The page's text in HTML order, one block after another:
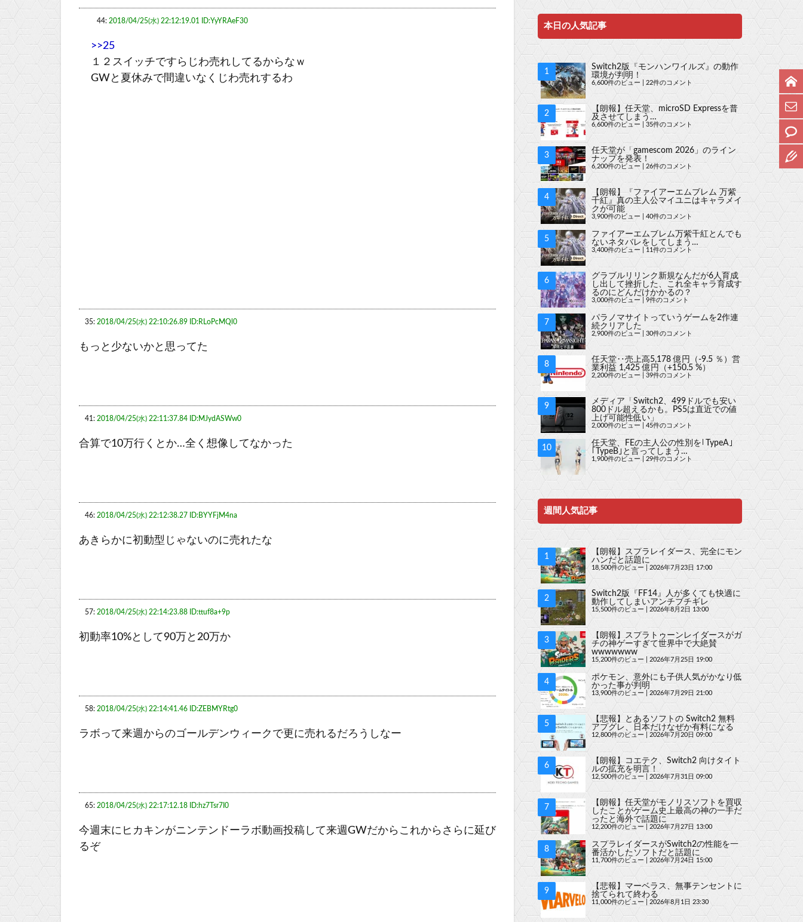
44: 2018/04/25(水) 22:12:19.01 ID:YyYRAeF30
>>25
１２スイッチですらじわ売れしてるからなｗ
GWと夏休みで間違いなくじわ売れするわ
35: 2018/04/25(水) 22:10:26.89 ID:RLoPcMQl0
もっと少ないかと思ってた
41: 2018/04/25(水) 22:11:37.84 ID:MJydASWw0
合算で10万行くとか…全く想像してなかった
46: 2018/04/25(水) 22:12:38.27 ID:BYYFjM4na
あきらかに初動型じゃないのに売れたな
57: 2018/04/25(水) 22:14:23.88 ID:ttuf8a+9p
初動率10%として90万と20万か
58: 2018/04/25(水) 22:14:41.46 ID:ZEBMYRtg0
ラボって来週からのゴールデンウィークで更に売れるだろうしなー
65: 2018/04/25(水) 22:17:12.18 ID:hz7Tsr7I0
今週末にヒカキンがニンテンドーラボ動画投稿して来週GWだからこれからさらに延び
るぞ
本日の人気記事
Switch2版『モンハンワイルズ』の動作
環境が判明！
6,600件のビュー 22件のコメント
【朗報】任天堂、microSD Expressを普
及させてしまう…
6,600件のビュー 35件のコメント
任天堂が「gamescom 2026」のライン
ナップを発表！
6,200件のビュー 26件のコメント
【朗報】『ファイアーエムブレム 万紫
千紅』真の主人公マイユニはキャラメイ
クが可能
3,900件のビュー 40件のコメント
ファイアーエムブレム万紫千紅とんでも
ないネタバレをしてしまう…
3,400件のビュー 11件のコメント
グラブルリリンク新規なんだが6人育成
し出して挫折した、これ全キャラ育成す
るのにどんだけかかるの？
3,000件のビュー 9件のコメント
パラノマサイトっていうゲームを2作連
続クリアした
2,900件のビュー 30件のコメント
任天堂‥売上高5,178 億円（-9.5 ％）営
業利益 1,425 億円（+150.5 %）
2,200件のビュー|39件のコメント
メディア「Switch2、499ドルでも安い
800ドル超えるかも。PS5は直近での値
上げ可能性低い」
2,000件のビュー 45件のコメント
任天堂、FEの主人公の性別を｢TypeA｣
｢TypeB｣と言ってしまう…
1,900件のビュー 29件のコメント
週間人気記事
【朗報】スプラレイダース、完全にモン
ハンだと話題に
18,500件のビュー 2026年7月23日 17:00
Switch2版『FF14』人が多くても快適に
動作してしまいアンチブチギレ
15,500件のビュー |2026年8月2日 13:00
【朗報】スプラトゥーンレイダースがガ
チの神ゲーすぎて世界中で大絶賛
wwwwwww
15,200件のビュー 2026年7月25日 19:00
ポケモン、意外にも子供人気がかなり低
かった事が判明
13,900件のビュー |2026年7月29日 21:00
【悲報】とあるソフトの Switch2 無料
アプグレ、日本だけなぜか有料になる
12,800件のビュー 2026年7月20日 09:00
【朗報】コエテク、Switch2 向けタイト
ルの拡充を明言！
12,500件のビュー 2026年7月31日 09:00
【朗報】任天堂がモノリスソフトを買収
したことがゲーム史上最高の神の一手だ
ったと海外で話題に
12,200件のビュー 2026年7月27日 13:00
スプラレイダースがSwitch2の性能を一
番活かしたソフトだと話題に
11,700件のビュー 2026年7月24日 15:00
【悲報】マーベラス、無事テンセントに
捨てられて終わる
11,000件のビュー 2026年8月1日 23:30